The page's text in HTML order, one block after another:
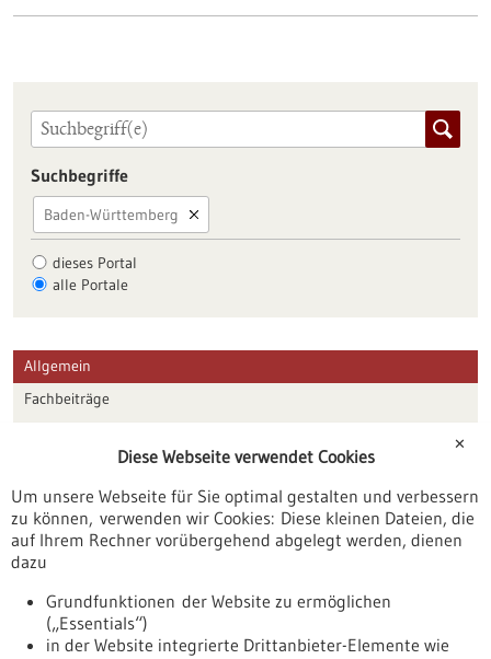
Suchbegriffe
Baden-Württemberg
dieses Portal
alle Portale
Allgemein
Fachbeiträge
Veranstaltungen
Erscheinungsdatum
✕
Diese Webseite verwendet Cookies
Um unsere Webseite für Sie optimal gestalten und verbessern
zu können, verwenden wir Cookies: Diese kleinen Dateien, die
auf Ihrem Rechner vorübergehend abgelegt werden, dienen
dazu
Grundfunktionen der Website zu ermöglichen
(„Essentials“)
in der Website integrierte Drittanbieter-Elemente wie